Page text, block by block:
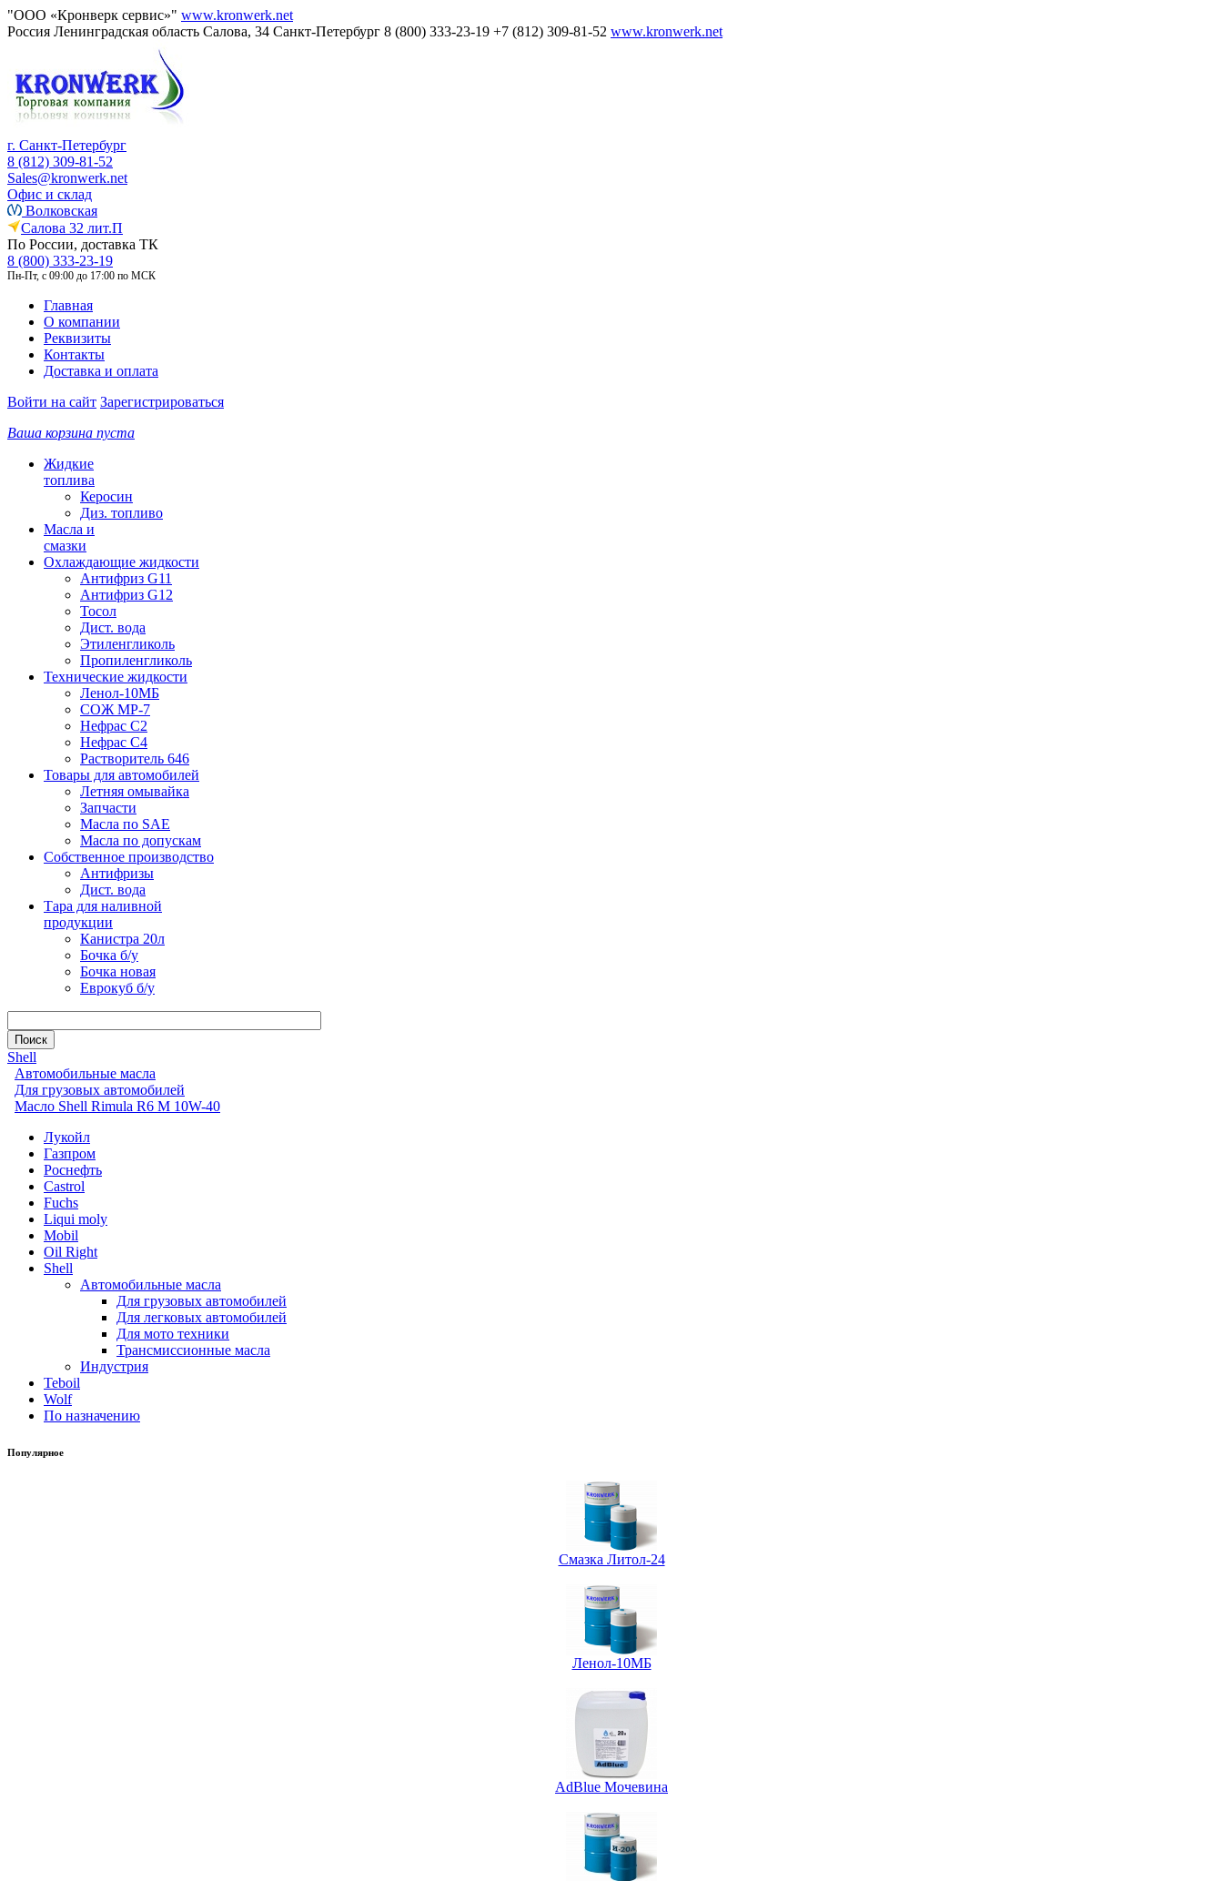
"ООО «Кронверк сервис»" www.kronwerk.net
Россия Ленинградская область Салова, 34 Санкт-Петербург 8 (800) 333-23-19 +7 (812) 309-81-52 www.kronwerk.net
г. Санкт-Петербург
8 (812) 309-81-52
Sales@kronwerk.net
Офис и склад
Волковская
Салова 32 лит.П
По России, доставка ТК
8 (800) 333-23-19
Пн-Пт, с 09:00 до 17:00 по МСК
Главная
О компании
Реквизиты
Контакты
Доставка и оплата
Войти на сайт Зарегистрироваться
Ваша корзина пуста
Жидкие
топлива
Керосин
Диз. топливо
Масла и
смазки
Охлаждающие жидкости
Антифриз G11
Антифриз G12
Тосол
Дист. вода
Этиленгликоль
Пропиленгликоль
Технические жидкости
Ленол-10МБ
СОЖ МР-7
Нефрас С2
Нефрас С4
Растворитель 646
Товары для автомобилей
Летняя омывайка
Запчасти
Масла по SAE
Масла по допускам
Собственное производство
Антифризы
Дист. вода
Тара для наливной
продукции
Канистра 20л
Бочка б/у
Бочка новая
Еврокуб б/у
Shell
Автомобильные масла
Для грузовых автомобилей
Масло Shell Rimula R6 M 10W-40
Лукойл
Газпром
Роснефть
Castrol
Fuchs
Liqui moly
Mobil
Oil Right
Shell
Автомобильные масла
Для грузовых автомобилей
Для легковых автомобилей
Для мото техники
Трансмиссионные масла
Индустрия
Teboil
Wolf
По назначению
Популярное
Смазка Литол-24
Ленол-10МБ
AdBlue Мочевина